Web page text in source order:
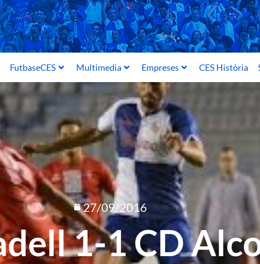
FutbaseCES Multimedia Empreses CES Història
27/09/2016
1-1 CD